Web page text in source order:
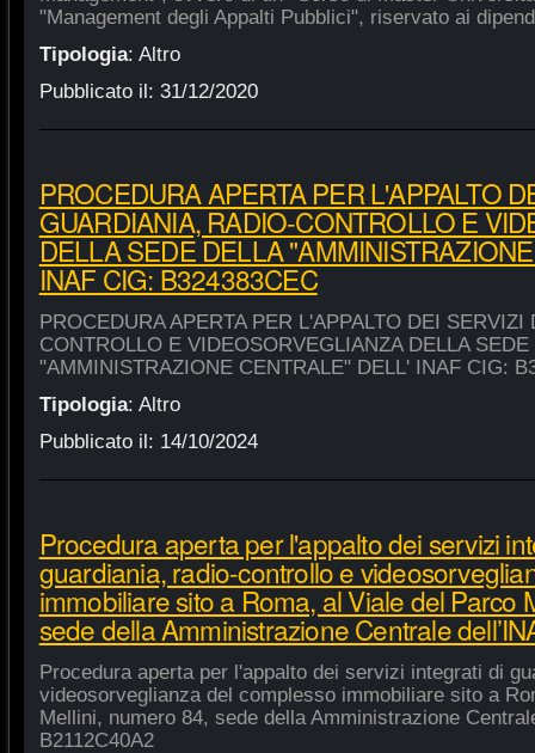
"Management degli Appalti Pubblici", riservato ai
Tipologia: Altro
Pubblicato il: 31/12/2020
PROCEDURA APERTA PER L'APPALTO
GUARDIANIA, RADIO-CONTROLLO E
DELLA SEDE DELLA
INAF CIG: B324383CEC
PROCEDURA APERTA PER L'APPALTO DEI
CONTROLLO E VIDEOSORVEGLIANZA DELLA SEDE
"AMMINISTRAZIONE CENTRALE" DELL' INAF CIG:
Tipologia: Altro
Pubblicato il: 14/10/2024
Procedura aperta per l'appalto dei servizi
guardiania, radio-controllo e
immobiliare sito a Roma, al Viale del Parco
sede della Amministrazione Centrale
Procedura aperta per l'appalto dei servizi integrati di
videosorveglianza del complesso immobiliare sito a
Mellini, numero 84, sede della Amministrazione
B2112C40A2